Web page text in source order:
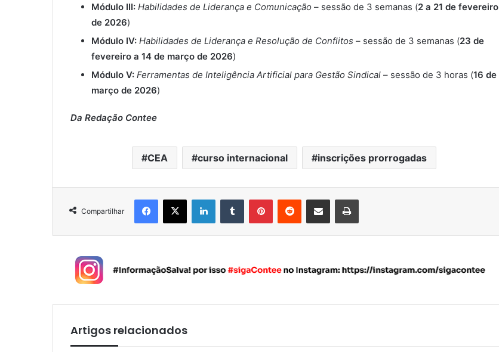
Módulo III: Habilidades de Liderança e Comunicação – sessão de 3 semanas (2 a 21 de fevereiro
de 2026)
Módulo IV: Habilidades de Liderança e Resolução de Conflitos – sessão de 3 semanas (23 de
fevereiro a 14 de março de 2026)
Módulo V: Ferramentas de Inteligência Artificial para Gestão Sindical – sessão de 3 horas (16 de
março de 2026)
Da Redação Contee
CEA curso internacional inscrições prorrogadas
Compartilhar
Artigos relacionados